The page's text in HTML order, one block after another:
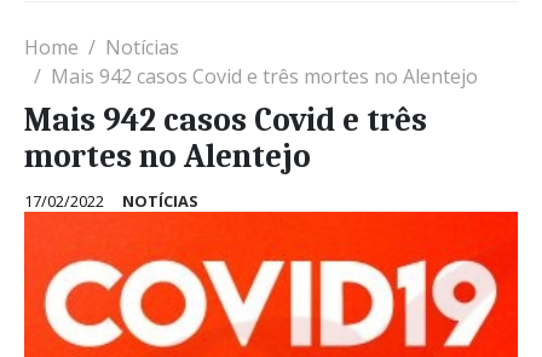
Home
Notícias
Mais 942 casos Covid e três mortes no Alentejo
Mais 942 casos Covid e três
mortes no Alentejo
17/02/2022 NOTÍCIAS